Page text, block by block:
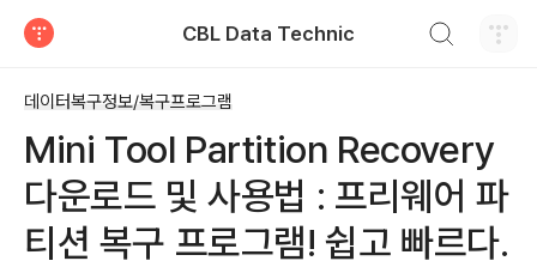
CBL Data Technic
데이터복구정보/복구프로그램
Mini Tool Partition Recovery
다운로드 및 사용법 : 프리웨어 파
티션 복구 프로그램! 쉽고 빠르다.